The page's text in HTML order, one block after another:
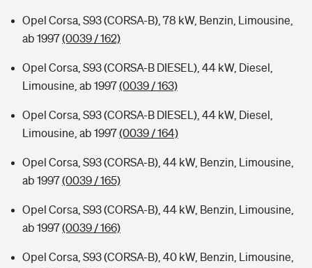
Opel Corsa, S93 (CORSA-B), 78 kW, Benzin, Limousine,
ab 1997(0039 / 162)
Opel Corsa, S93 (CORSA-B DIESEL), 44 kW, Diesel,
Limousine, ab 1997(0039 / 163)
Opel Corsa, S93 (CORSA-B DIESEL), 44 kW, Diesel,
Limousine, ab 1997(0039 / 164)
Opel Corsa, S93 (CORSA-B), 44 kW, Benzin, Limousine,
ab 1997(0039 / 165)
Opel Corsa, S93 (CORSA-B), 44 kW, Benzin, Limousine,
ab 1997(0039 / 166)
Opel Corsa, S93 (CORSA-B), 40 kW, Benzin, Limousine,